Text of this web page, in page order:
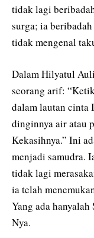
tidak lagi
surga; ia
tidak mengenal
Dalam Hilyatul
seorang arif:
dalam lautan cinta
dinginnya air atau
Kekasihnya.” Ini
menjadi samudra.
tidak lagi
ia telah
Yang ada
Nya.